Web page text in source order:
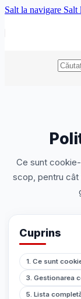
Salt la navigare Salt
Ce sunt
scop, pentru cât
Cuprins
1. Ce sunt
3. Gestionarea
5. Lista